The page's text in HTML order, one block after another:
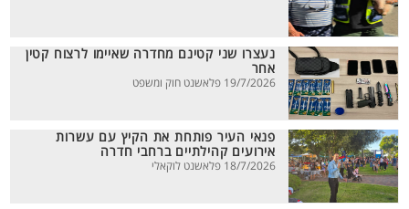
נעצרו שני קטינם מחדרה שאיימו לרצוח קטין
אחר
19/7/2026 פלאשנט חוק ומשפט
פנאי העיר פותחת את הקיץ עם עשרות
אירועים קהילתיים ברחבי חדרה
18/7/2026 פלאשנט לוקאלי